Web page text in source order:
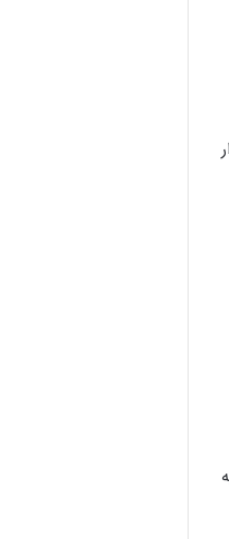
بیمه اند و ۴۰۰ هزار